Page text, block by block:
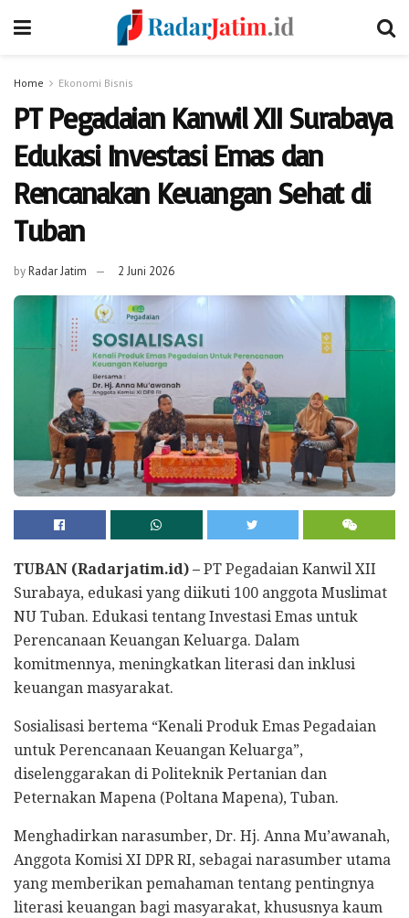
Home Ekonomi Bisnis
PT Pegadaian Kanwil XII Surabaya
Edukasi Investasi Emas dan
Rencanakan Keuangan Sehat di
Tuban
byRadar Jatim 2 Juni 2026
TUBAN (Radarjatim.id) – PT Pegadaian Kanwil XII
Surabaya, edukasi yang diikuti 100 anggota Muslimat
NU Tuban. Edukasi tentang Investasi Emas untuk
Perencanaan Keuangan Keluarga. Dalam
komitmennya, meningkatkan literasi dan inklusi
keuangan masyarakat.
Sosialisasi bertema “Kenali Produk Emas Pegadaian
untuk Perencanaan Keuangan Keluarga”,
diselenggarakan di Politeknik Pertanian dan
Peternakan Mapena (Poltana Mapena), Tuban.
Menghadirkan narasumber, Dr. Hj. Anna Mu’awanah,
Anggota Komisi XI DPR RI, sebagai narasumber utama
yang memberikan pemahaman tentang pentingnya
literasi keuangan bagi masyarakat, khususnya kaum